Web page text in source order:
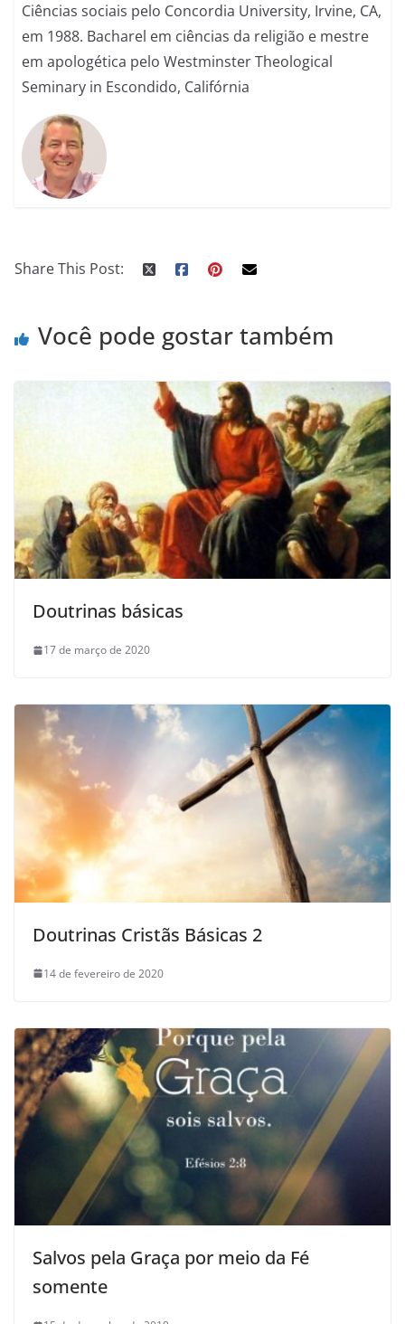
Ciências sociais pelo Concordia University, Irvine, CA,
em 1988. Bacharel em ciências da religião e mestre
em apologética pelo Westminster Theological
Seminary in Escondido, Califórnia
Share This Post:
Você pode gostar também
Doutrinas básicas
17 de março de 2020
Doutrinas Cristãs Básicas 2
14 de fevereiro de 2020
Salvos pela Graça por meio da Fé
somente